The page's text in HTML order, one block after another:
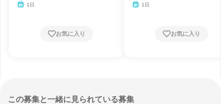
1日
お気に入り
1日
お気に入り
この募集と一緒に見られている募集